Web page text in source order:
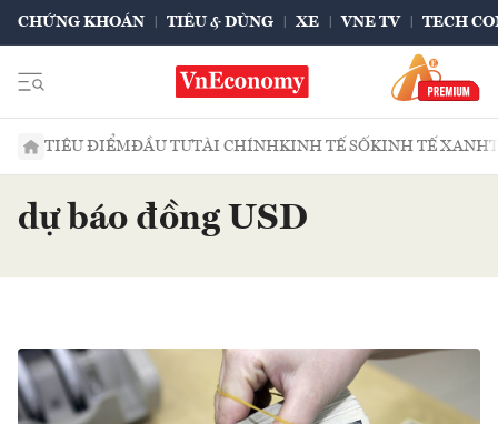
CHỨNG KHOÁN TIÊU & DÙNG XE VNE TV TECH
TIÊU ĐIỂMĐẦU TƯTÀI CHÍNHKINH TẾ SỐKINH TẾ XANH
dự báo đồng USD